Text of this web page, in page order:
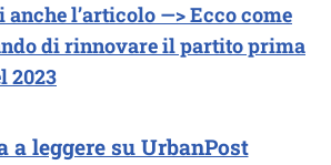
anche l’articolo —> Ecco come
di rinnovare il partito prima
2023
a leggere su UrbanPost